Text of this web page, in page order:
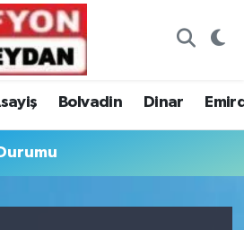
Bolvadin Dinar
ve Fikstür